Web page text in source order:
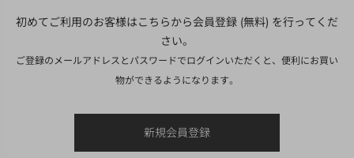
初めてご利用のお客様はこちらから会員登録 (無料) を行ってくだ
さい。
ご登録のメールアドレスとパスワードでログインいただくと、便利にお買い
物ができるようになります。